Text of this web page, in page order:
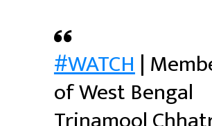
#WATCH|
of West Bengal